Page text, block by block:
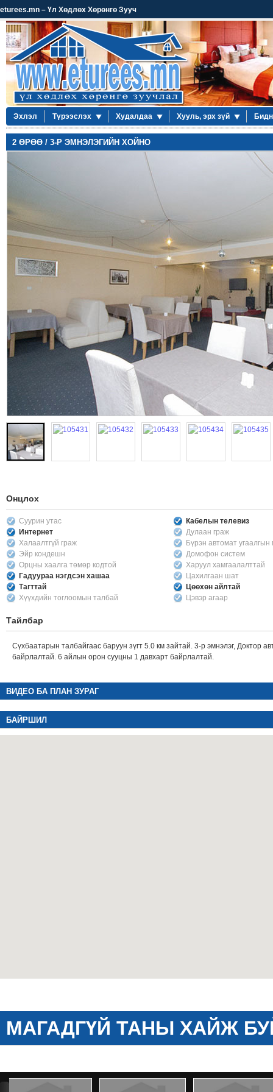
eturees.mn – Үл Хөдлөх Хөрөнгө Зууч
Эхлэл Түрээслэх Худалдаа Хууль, эрх зүй
2 ӨРӨӨ / 3-Р ЭМНЭЛЭГИЙН ХОЙНО
Онцлох
Суурин утас
Кабелын телевиз
Интернет
Дулаан граж
Халаалтгүй граж
Бүрэн автомат
Эйр кондешн
Домофон систем
Орцны хаалга төмөр кодтой
Харуул хамгаалалттай
Гадуураа нэгдсэн хашаа
Цахилгаан шат
Тагттай
Цөөхөн айлтай
Хүүхдийн тоглоомын талбай
Цэвэр агаар
Тайлбар
Сүхбаатарын талбайгаас баруун зүгт 5.0 км зайтай. 3-р эмнэлэг, Доктор
байрлалтай. 6 айлын орон сууцны 1 давхарт байрлалтай.
ВИДЕО БА ПЛАН ЗУРАГ
БАЙРШИЛ
МАГАДГҮЙ ТАНЫ ХАЙЖ